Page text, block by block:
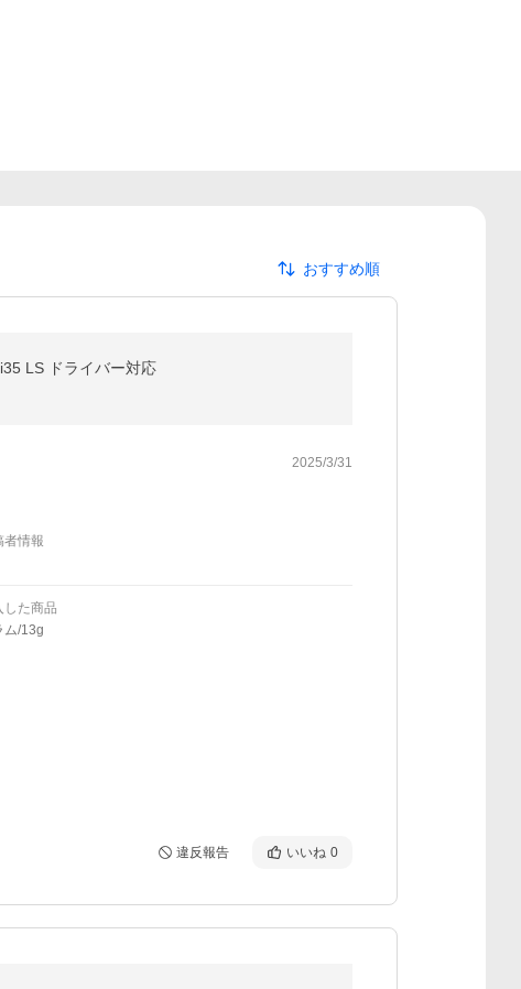
おすすめ順
LS ドライバー対応
2025/3/31
者情報
した商品
ム/13g
違反報告 いいね 0